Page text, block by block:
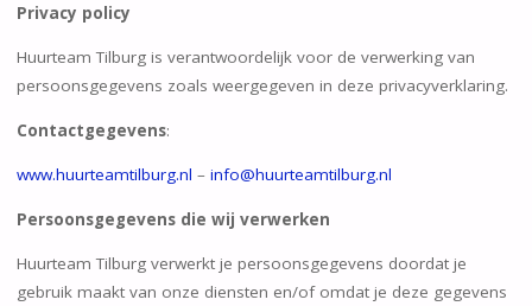
Privacy policy
Huurteam Tilburg is verantwoordelijk voor de verwerking van
persoonsgegevens zoals weergegeven in deze privacyverklaring.
Contactgegevens:
www.huurteamtilburg.nl – info@huurteamtilburg.nl
Persoonsgegevens die wij verwerken
Huurteam Tilburg verwerkt je persoonsgegevens doordat je
gebruik maakt van onze diensten en/of omdat je deze gegevens